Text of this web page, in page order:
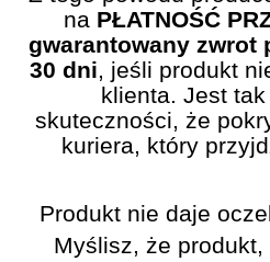
na PŁATNOŚĆ
gwarantowany zwrot
30 dni, jeśli produkt
klienta. Jest
skuteczności, że
kuriera, który
Produkt nie daje
Myślisz, że